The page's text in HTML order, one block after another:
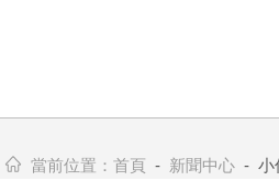
當前位置： 首頁 - 新聞中心- 小优